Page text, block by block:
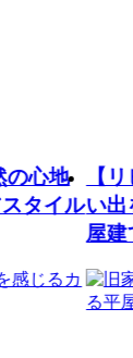
ビング・ダ
を引き継い
てのお家